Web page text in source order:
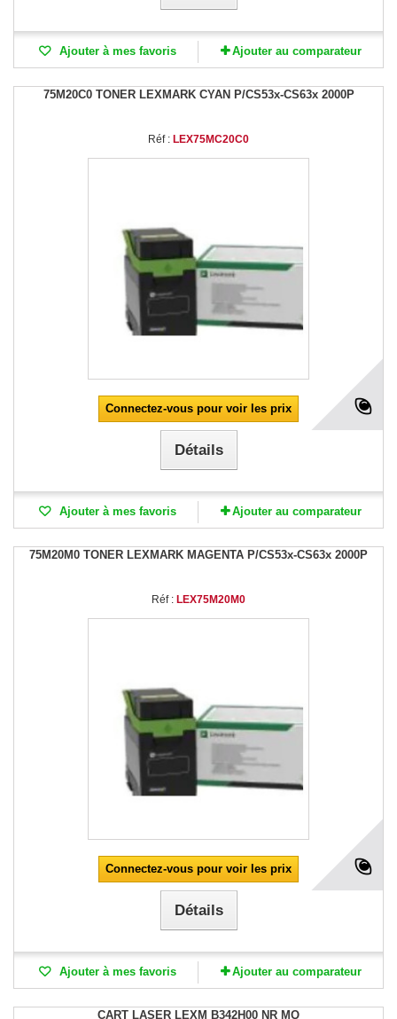
Ajouter à mes favoris Ajouter au comparateur
75M20C0 TONER LEXMARK CYAN P/CS53x-CS63x 2000P
Réf : LEX75MC20C0
Connectez-vous pour voir les prix
Détails
Ajouter à mes favoris Ajouter au comparateur
75M20M0 TONER LEXMARK MAGENTA P/CS53x-CS63x 2000P
Réf : LEX75M20M0
Connectez-vous pour voir les prix
Détails
Ajouter à mes favoris Ajouter au comparateur
CART LASER LEXM B342H00 NR MQ